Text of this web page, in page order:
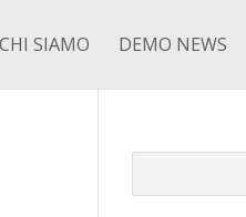
CHI SIAMO DEMO NEWS